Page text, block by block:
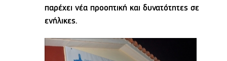
παρέχει νέα προοπτική και δυνατότητες σε
ενήλικες.